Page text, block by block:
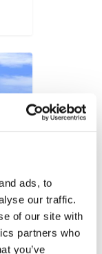
ads, to
our traffic.
of our site with
partners who
you’ve